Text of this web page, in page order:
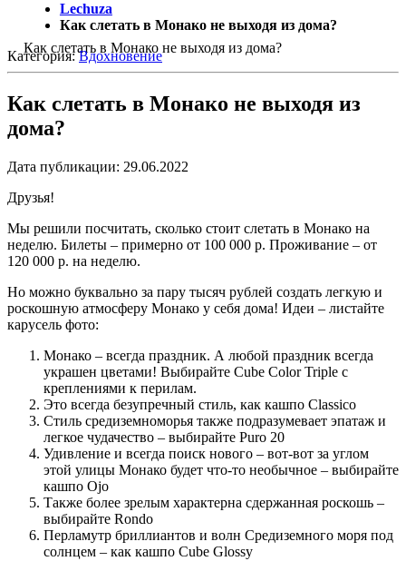
Lechuza
Как слетать в Монако не выходя из дома?
Как слетать в Монако не выходя из дома?
Категория:Вдохновение
Как слетать в Монако не выходя из
дома?
Дата публикации: 29.06.2022
Друзья!
Мы решили посчитать, сколько стоит слетать в Монако на
неделю. Билеты – примерно от 100 000 р. Проживание – от
120 000 р. на неделю.
Но можно буквально за пару тысяч рублей создать легкую и
роскошную атмосферу Монако у себя дома! Идеи – листайте
карусель фото:
Монако – всегда праздник. А любой праздник всегда
украшен цветами! Выбирайте Cube Color Triple с
креплениями к перилам.
Это всегда безупречный стиль, как кашпо Classico
Стиль средиземноморья также подразумевает эпатаж и
легкое чудачество – выбирайте Puro 20
Удивление и всегда поиск нового – вот-вот за углом
этой улицы Монако будет что-то необычное – выбирайте
кашпо Ojo
Также более зрелым характерна сдержанная роскошь –
выбирайте Rondo
Перламутр бриллиантов и волн Средиземного моря под
солнцем – как кашпо Cube Glossy